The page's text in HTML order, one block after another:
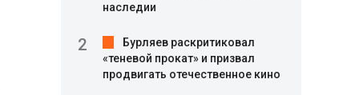
наследии
Бурляев раскритиковал
«теневой прокат» и призвал
продвигать отечественное кино